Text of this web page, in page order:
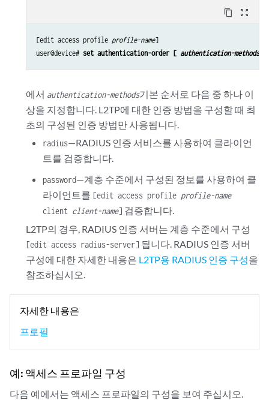
content_copy zoom_out_map
[edit access profile profile-name]
user@device# set authentication-order [ authentication-methods
에서 authentication-methods기본 순서로 다음 중 하나 이
상을 지정합니다. L2TP에 대한 인증 방법을 구성할 때 최
초의 구성된 인증 방법만 사용됩니다.
radius—RADIUS 인증 서비스를 사용하여 클라이언
트를 검증합니다.
password—계층 수준에서 구성된 정보를 사용하여 클
라이언트를 [edit access profile profile-name
client client-name] 검증합니다.
L2TP의 경우, RADIUS 인증 서버는 계층 수준에서 구성
[edit access radius-server] 됩니다. RADIUS 인증 서버
구성에 대한 자세한 내용은 L2TP용 RADIUS 인증 구성을
참조하십시오.
자세한 내용은
프로필
예: 액세스 프로파일 구성
다음 예에서는 액세스 프로파일의 구성을 보여 주십시오.